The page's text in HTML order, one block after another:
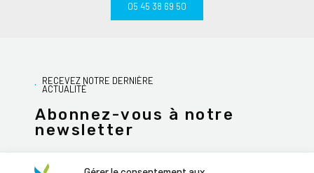
05 45 38 69 50
RECEVEZ NOTRE DERNIÈRE
ACTUALITÉ
Abonnez-vous à notre
newsletter